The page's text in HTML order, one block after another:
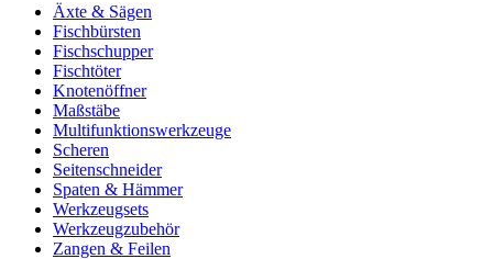
Äxte & Sägen
Fischbürsten
Fischschupper
Fischtöter
Knotenöffner
Maßstäbe
Multifunktionswerkzeuge
Scheren
Seitenschneider
Spaten & Hämmer
Werkzeugsets
Werkzeugzubehör
Zangen & Feilen